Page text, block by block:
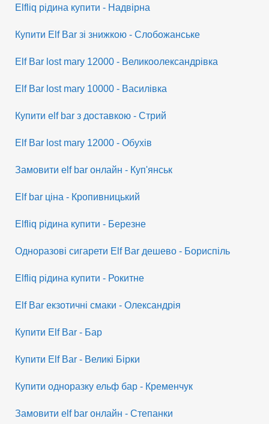
Elfliq рідина купити - Надвірна
Купити Elf Bar зі знижкою - Слобожанське
Elf Bar lost mary 12000 - Великоолександрівка
Elf Bar lost mary 10000 - Василівка
Купити elf bar з доставкою - Стрий
Elf Bar lost mary 12000 - Обухів
Замовити elf bar онлайн - Куп'янськ
Elf bar ціна - Кропивницький
Elfliq рідина купити - Березне
Одноразові сигарети Elf Bar дешево - Бориспіль
Elfliq рідина купити - Рокитне
Elf Bar екзотичні смаки - Олександрія
Купити Elf Bar - Бар
Купити Elf Bar - Великі Бірки
Купити одноразку ельф бар - Кременчук
Замовити elf bar онлайн - Степанки